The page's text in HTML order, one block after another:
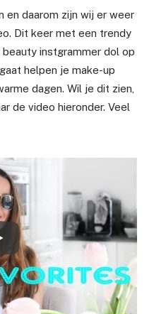
en daarom zijn wij er weer
Dit keer met een trendy
instgrammer dol op
helpen je make-up
dagen. Wil je dit zien,
de video hieronder. Veel